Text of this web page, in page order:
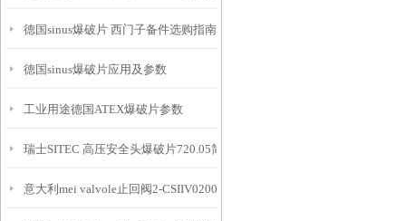
德国sinus爆破片 西门子备件选购指南
德国sinus爆破片应用及参数
工业用途德国ATEX爆破片参数
瑞士SITEC 高压安全头爆破片720.05简介
意大利mei valvole止回阀2-CSIIV020002介绍